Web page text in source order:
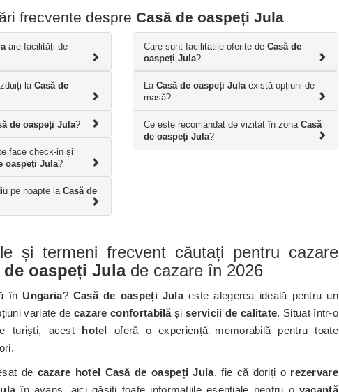
frecvente despre Casă de oaspeți Jula
are facilități de
la Casă de
de oaspeți Jula?
face check-in și
oaspeți Jula?
pe noapte la Casă de
Care sunt facilitatile oferite de Casă de
oaspeți Jula?
La Casă de oaspeți Julaexistă opțiuni de
masă?
Ce este recomandat de vizitat în zona Casă
de oaspeți Jula?
și termeni frecvent căutați pentru cazare
de oaspeți Julade cazare în 2026
în Ungaria? Casă de oaspeți Julaeste alegerea ideală pentru un
variate de cazare confortabilășiservicii de calitate. Situat într-o
turiști, acest hotel
oferă o experiență memorabilă pentru toate
de cazare hotel Casă de oaspeți Jula, fie că doriți o rezervare
în avans, aici găsiți toate informațiile esențiale pentru o vacanță